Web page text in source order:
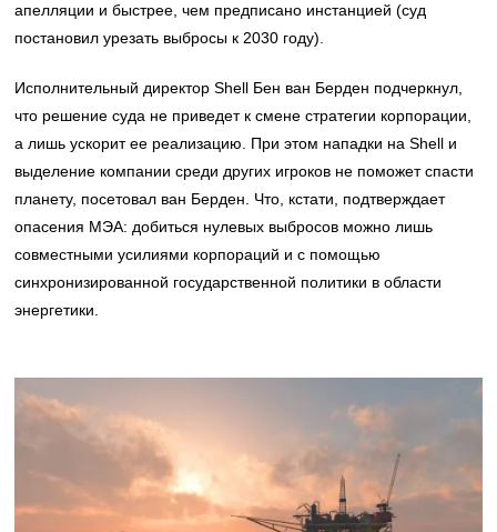
апелляции и быстрее, чем предписано инстанцией (суд
постановил урезать выбросы к 2030 году).
Исполнительный директор Shell Бен ван Берден подчеркнул,
что решение суда не приведет к смене стратегии корпорации,
а лишь ускорит ее реализацию. При этом нападки на Shell и
выделение компании среди других игроков не поможет спасти
планету, посетовал ван Берден. Что, кстати, подтверждает
опасения МЭА: добиться нулевых выбросов можно лишь
совместными усилиями корпораций и с помощью
синхронизированной государственной политики в области
энергетики.